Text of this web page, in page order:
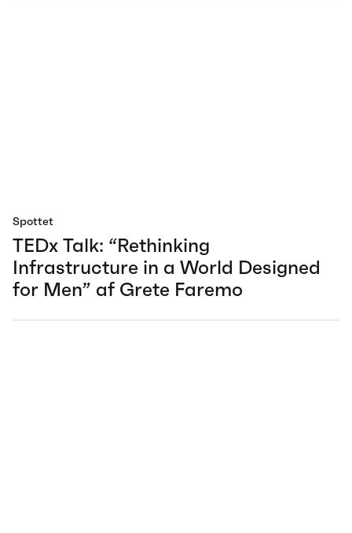
Spottet
TEDx Talk: “Rethinking
Infrastructure in a World Designed
for Men” af Grete Faremo